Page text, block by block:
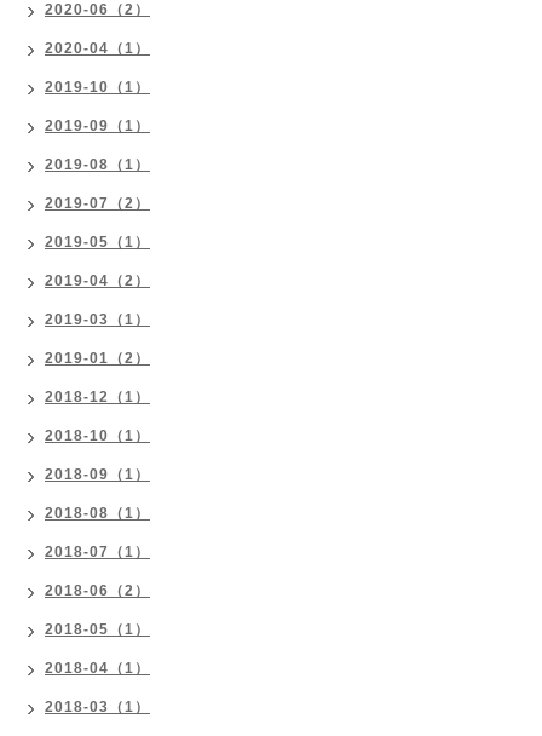
2020-06（2）
2020-04（1）
2019-10（1）
2019-09（1）
2019-08（1）
2019-07（2）
2019-05（1）
2019-04（2）
2019-03（1）
2019-01（2）
2018-12（1）
2018-10（1）
2018-09（1）
2018-08（1）
2018-07（1）
2018-06（2）
2018-05（1）
2018-04（1）
2018-03（1）